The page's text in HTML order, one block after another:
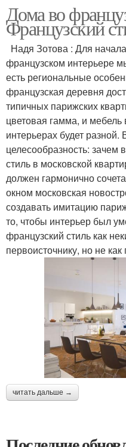
Дома во
Французский
Надя Зотова : Для
французском интерьере
есть региональные
французская деревня
типичных парижских
цветовая гамма, и мебель
интерьерах будет
целесообразность: зачем
стиль в московской
должен гармонично
окном московская
создавать имитацию
то, чтобы интерьер был
французский стиль как
первоисточнику, но не
читать дальше →